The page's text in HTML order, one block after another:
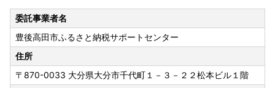
委託事業者名
豊後高田市ふるさと納税サポートセンター
住所
〒870-0033 大分県大分市千代町１－３－２２松本ビル１階